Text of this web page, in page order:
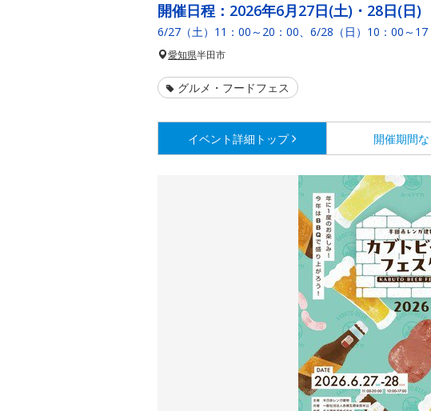
開催日程： 2026年6月27日(土)・28日(日)
6/27（土）11：00～20：00、6/28（日）10：00～17
愛知県半田市
グルメ・フードフェス
イベント詳細 トップ 開催期間